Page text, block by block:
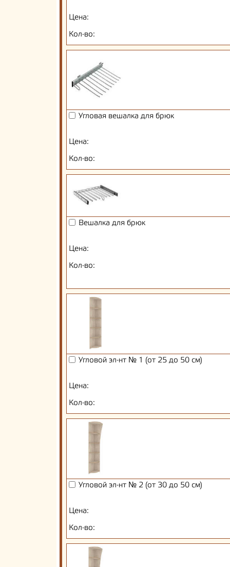
Цена:
Кол-во:
Угловая вешалка для брюк
Цена:
Кол-во:
Вешалка для брюк
Цена:
Кол-во:
Угловой эл-нт № 1 (от 25 до 50 см)
Цена:
Кол-во:
Угловой эл-нт № 2 (от 30 до 50 см)
Цена:
Кол-во: